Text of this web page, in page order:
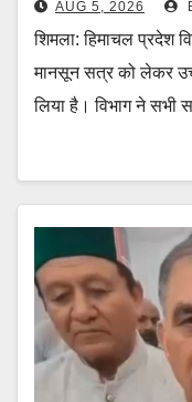
AUG 5, 2026
शिमला: हिमाचल प्रदेश
मानसून सत्र को लेकर
लिया है। विभाग ने